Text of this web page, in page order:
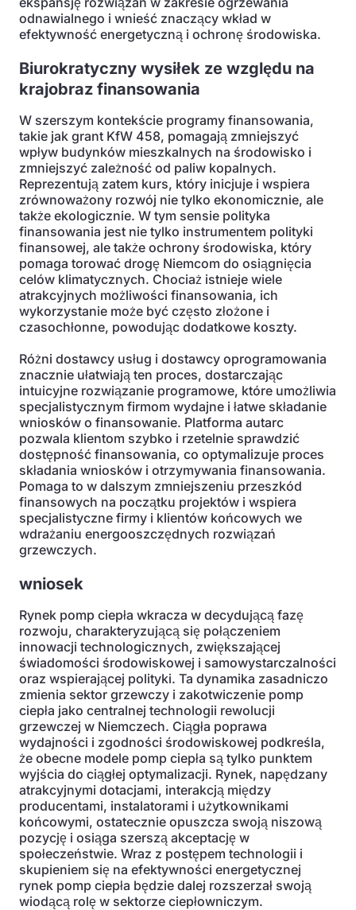
odnawialnego i wnieść znaczący wkład w
efektywność energetyczną i ochronę środowiska.
Biurokratyczny wysiłek ze względu na
krajobraz finansowania
W szerszym kontekście programy finansowania,
takie jak grant KfW 458, pomagają zmniejszyć
wpływ budynków mieszkalnych na środowisko i
zmniejszyć zależność od paliw kopalnych.
Reprezentują zatem kurs, który inicjuje i wspiera
zrównoważony rozwój nie tylko ekonomicznie, ale
także ekologicznie. W tym sensie polityka
finansowania jest nie tylko instrumentem polityki
finansowej, ale także ochrony środowiska, który
pomaga torować drogę Niemcom do osiągnięcia
celów klimatycznych. Chociaż istnieje wiele
atrakcyjnych możliwości finansowania, ich
wykorzystanie może być często złożone i
czasochłonne, powodując dodatkowe koszty.
Różni dostawcy usług i dostawcy oprogramowania
znacznie ułatwiają ten proces, dostarczając
intuicyjne rozwiązanie programowe, które umożliwia
specjalistycznym firmom wydajne i łatwe składanie
wniosków o finansowanie. Platforma autarc
pozwala klientom szybko i rzetelnie sprawdzić
dostępność finansowania, co optymalizuje proces
składania wniosków i otrzymywania finansowania.
Pomaga to w dalszym zmniejszeniu przeszkód
finansowych na początku projektów i wspiera
specjalistyczne firmy i klientów końcowych we
wdrażaniu energooszczędnych rozwiązań
grzewczych.
wniosek
Rynek pomp ciepła wkracza w decydującą fazę
rozwoju, charakteryzującą się połączeniem
innowacji technologicznych, zwiększającej
świadomości środowiskowej i samowystarczalności
oraz wspierającej polityki. Ta dynamika zasadniczo
zmienia sektor grzewczy i zakotwiczenie pomp
ciepła jako centralnej technologii rewolucji
grzewczej w Niemczech. Ciągła poprawa
wydajności i zgodności środowiskowej podkreśla,
że obecne modele pomp ciepła są tylko punktem
wyjścia do ciągłej optymalizacji. Rynek, napędzany
atrakcyjnymi dotacjami, interakcją między
producentami, instalatorami i użytkownikami
końcowymi, ostatecznie opuszcza swoją niszową
pozycję i osiąga szerszą akceptację w
społeczeństwie. Wraz z postępem technologii i
skupieniem się na efektywności energetycznej
rynek pomp ciepła będzie dalej rozszerzał swoją
wiodącą rolę w sektorze ciepłowniczym.